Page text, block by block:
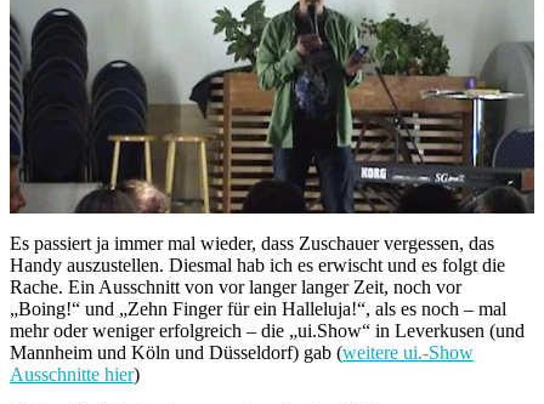
Es passiert ja immer mal wieder, dass Zuschauer vergessen, das
Handy auszustellen. Diesmal hab ich es erwischt und es folgt die
Rache. Ein Ausschnitt von vor langer langer Zeit, noch vor
„Boing!“ und „Zehn Finger für ein Halleluja!“, als es noch – mal
mehr oder weniger erfolgreich – die „ui.Show“ in Leverkusen (und
Mannheim und Köln und Düsseldorf) gab (weitere ui.-Show
Ausschnitte hier)